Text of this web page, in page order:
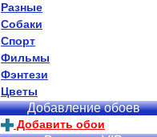
Разные
Собаки
Спорт
Фильмы
Фэнтези
Цветы
Добавление обоев
Добавить обои